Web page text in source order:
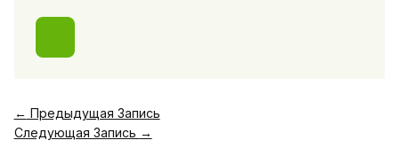
← Предыдущая Запись
Следующая Запись →